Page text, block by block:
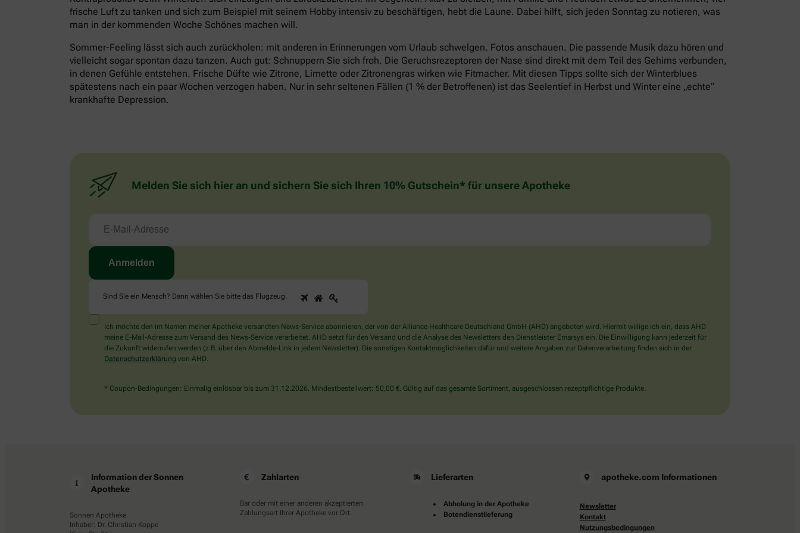
frische Luft zu tanken und sich zum Beispiel mit seinem Hobby intensiv zu beschäftigen, hebt die Laune. Dabei hilft, sich jeden Sonntag zu notieren, was
man in der kommenden Woche Schönes machen will.
Sommer-Feeling lässt sich auch zurückholen: mit anderen in Erinnerungen vom Urlaub schwelgen. Fotos anschauen. Die passende Musik dazu hören und
vielleicht sogar spontan dazu tanzen. Auch gut: Schnuppern Sie sich froh. Die Geruchsrezeptoren der Nase sind direkt mit dem Teil des Gehirns verbunden,
in denen Gefühle entstehen. Frische Düfte wie Zitrone, Limette oder Zitronengras wirken wie Fitmacher. Mit diesen Tipps sollte sich der Winterblues
spätestens nach ein paar Wochen verzogen haben. Nur in sehr seltenen Fällen (1 % der Betroffenen) ist das Seelentief in Herbst und Winter eine „echte“
krankhafte Depression.
Melden Sie sich hier an und sichern Sie sich Ihren 10% Gutschein* für unsere Apotheke
Sind Sie ein Mensch? Dann wählen Sie bitte das Flugzeug.
Sind
Sie
Mensch?
Dann
wählen
Flugzeug.
1 2
Ich möchte den im Namen meiner Apotheke versandten News-Service abonnieren, der von der Alliance Healthcare Deutschland GmbH (AHD) angeboten wird. Hiermit willige ich ein, dass AHD
meine E-Mail-Adresse zum Versand des News-Service verarbeitet. AHD setzt für den Versand und die Analyse des Newsletters den Dienstleister Emarsys ein. Die Einwilligung kann jederzeit für
die Zukunft widerrufen werden (z.B. über den Abmelde-Link in jedem Newsletter). Die sonstigen Kontaktmöglichkeiten dafür und weitere Angaben zur Datenverarbeitung finden sich in der
Datenschutzerklärung von AHD.
* Coupon-Bedingungen: Einmalig einlösbar bis zum 31.12.2026. Mindestbestellwert: 50,00 €. Gültig auf das gesamte Sortiment, ausgeschlossen rezeptpflichtige Produkte.
Information der Sonnen
Apotheke
Sonnen Apotheke
Inhaber: Dr. Christian Koppe
Zahlarten
Bar oder mit einer anderen akzeptierten
Zahlungsart Ihrer Apotheke vor Ort.
Lieferarten
Abholung in der Apotheke
Botendienstlieferung
apotheke.com Informationen
Newsletter
Kontakt
Nutzungsbedingungen